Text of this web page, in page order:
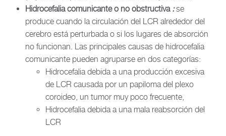
Hidrocefalia comunicante o no obstructiva : se
produce cuando la circulación del LCR alrededor del
cerebro está perturbada o si los lugares de absorción
no funcionan. Las principales causas de hidrocefalia
comunicante pueden agruparse en dos categorías:
Hidrocefalia debida a una producción excesiva
de LCR causada por un papiloma del plexo
coroideo, un tumor muy poco frecuente,
Hidrocefalia debida a una mala reabsorción del
LCR